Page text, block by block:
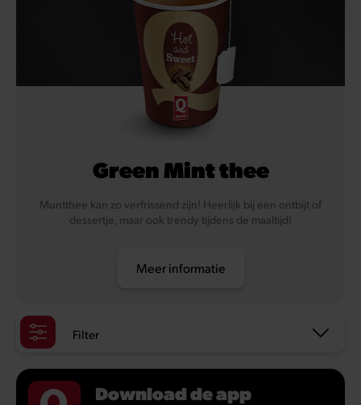
Green Mint thee
Muntthee kan zo verfrissend zijn! Heerlijk bij een ontbijt of
dessertje, maar ook trendy tijdens de maaltijd!
Meer informatie
Filter
Download de app